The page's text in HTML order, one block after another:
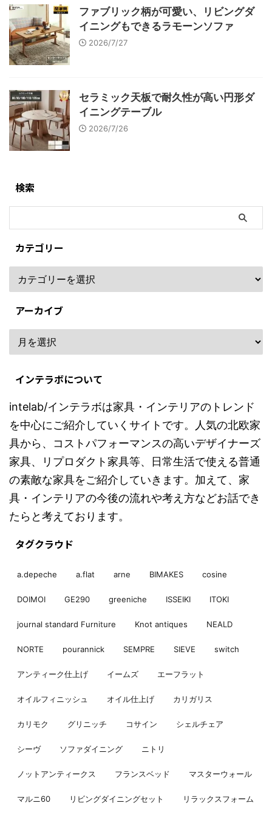
ファブリック柄が可愛い、リビングダ
イニングもできるラモーンソファ
2026/7/27
セラミック天板で耐久性が高い円形ダ
イニングテーブル
2026/7/26
検索
カテゴリー
アーカイブ
インテラボについて
intelab/インテラボは家具・インテリアのトレンド
を中心にご紹介していくサイトです。人気の北欧家
具から、コストパフォーマンスの高いデザイナーズ
家具、リプロダクト家具等、日常生活で使える普通
の素敵な家具をご紹介していきます。加えて、家
具・インテリアの今後の流れや考え方などお話でき
たらと考えております。
タグクラウド
a.depeche a.flat arne BIMAKES cosine
DOIMOI GE290 greeniche ISSEIKI ITOKI
journal standard Furniture Knot antiques NEALD
NORTE pourannick SEMPRE SIEVE switch
アンティーク仕上げ イームズ エーフラット
オイルフィニッシュ オイル仕上げ カリガリス
カリモク グリニッチ コサイン シェルチェア
シーヴ ソファダイニング ニトリ
ノットアンティークス フランスベッド マスターウォール
マルニ60 リビングダイニングセット リラックスフォーム